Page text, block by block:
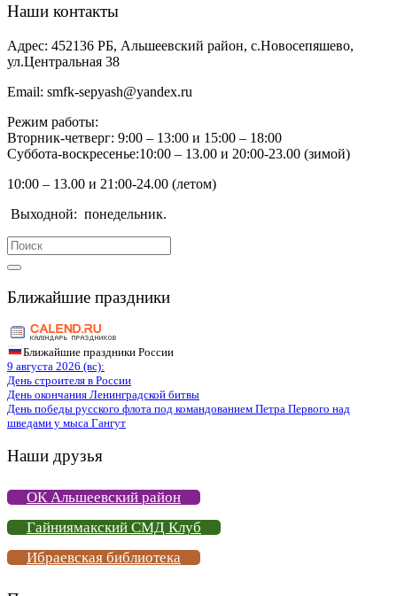
Наши контакты
Адрес: 452136 РБ, Альшеевский район, с.Новосепяшево,
ул.Центральная 38
Email: smfk-sepyash@yandex.ru
Режим работы:
Вторник-четверг: 9:00 – 13:00 и 15:00 – 18:00
Суббота-воскресенье:10:00 – 13.00 и 20:00-23.00 (зимой)
10:00 – 13.00 и 21:00-24.00 (летом)
Выходной: понедельник.
Search
for:
Ближайшие праздники
Ближайшие праздники России
9 августа 2026 (вс):
День строителя в России
День окончания Ленинградской битвы
День победы русского флота под командованием Петра Первого над
шведами у мыса Гангут
Наши друзья
ОК Альшеевский район
Гайниямакский СМД Клуб
Ибраевская библиотека